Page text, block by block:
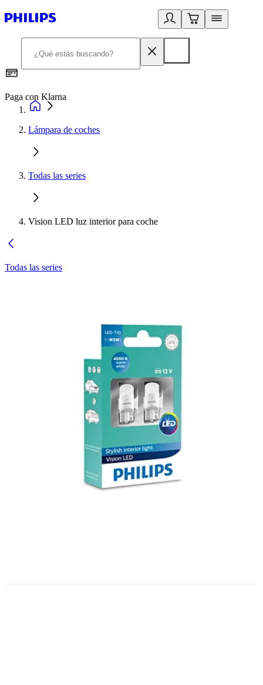
Paga con Klarna
Lámpara de coches
Todas las series
Vision LED luz interior para coche
Todas las series